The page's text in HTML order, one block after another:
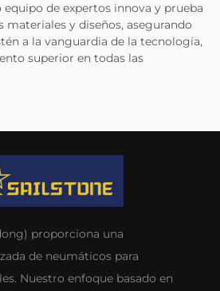
de expertos innova y prueba
y diseños, asegurando
a la vanguardia de la tecnología,
superior en todas las
proporciona una
de neumáticos para
Nuestro enfoque basado en